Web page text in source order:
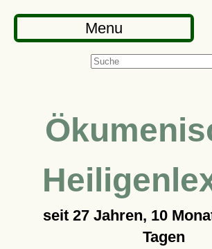
Menu
seit 27 Jahren, 10
Tagen